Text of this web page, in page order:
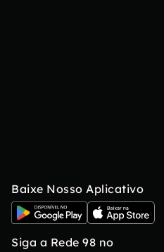
Baixe Nosso Aplicativo
Siga a Rede 98 no